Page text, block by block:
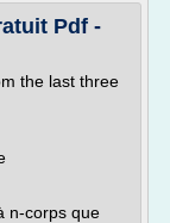
Pdf -
the last three
n-corps que